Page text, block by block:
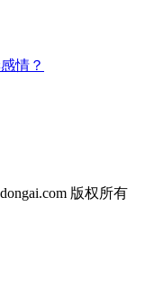
情？
版权所有